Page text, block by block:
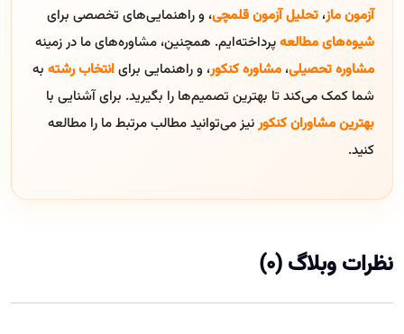
آزمون ماز، تحلیل آزمون قلمچی، و راهنمایی‌های تخصصی برای
شیوه‌های مطالعهپرداخته‌ایم. همچنین، مشاوره‌های ما در زمینه
مشاوره تحصیلی، مشاوره کنکور، و راهنمایی برایانتخاب رشته به
شما کمک می‌کند تا بهترین تصمیم‌ها را بگیرید. برای آشنایی با
بهترین مشاوران کنکورنیز می‌توانید مطالب مرتبط ما را مطالعه
کنید.
نظرات وبلاگ (0)